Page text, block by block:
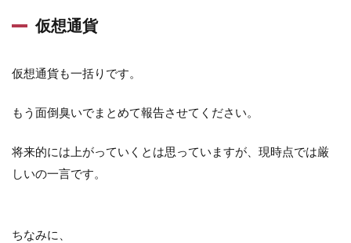
仮想通貨
仮想通貨も一括りです。
もう面倒臭いでまとめて報告させてください。
将来的には上がっていくとは思っていますが、現時点では厳
しいの一言です。
ちなみに、